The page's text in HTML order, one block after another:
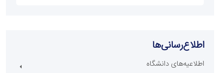
اطلاع‌رسانی‌ها
اطلاعیه‌های دانشگاه